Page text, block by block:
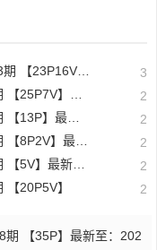
新至：2025.1.23 3
：2023.10.24 2
：2023.12.28 2
至：2204.11.14 2
至：2025.3.12 2
20P5V】 2
期 【35P】最新至：202